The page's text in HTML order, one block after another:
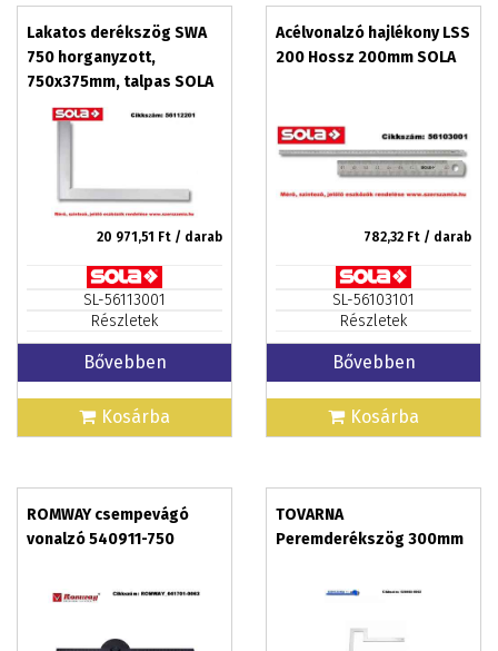
Lakatos derékszög SWA
750 horganyzott,
750x375mm, talpas SOLA
20 971,51 Ft / darab
SL-56113001
Részletek
Bővebben
Kosárba
Acélvonalzó hajlékony LSS
200 Hossz 200mm SOLA
782,32 Ft / darab
SL-56103101
Részletek
Bővebben
Kosárba
ROMWAY csempevágó
vonalzó 540911-750
TOVARNA
Peremderékszög 300mm